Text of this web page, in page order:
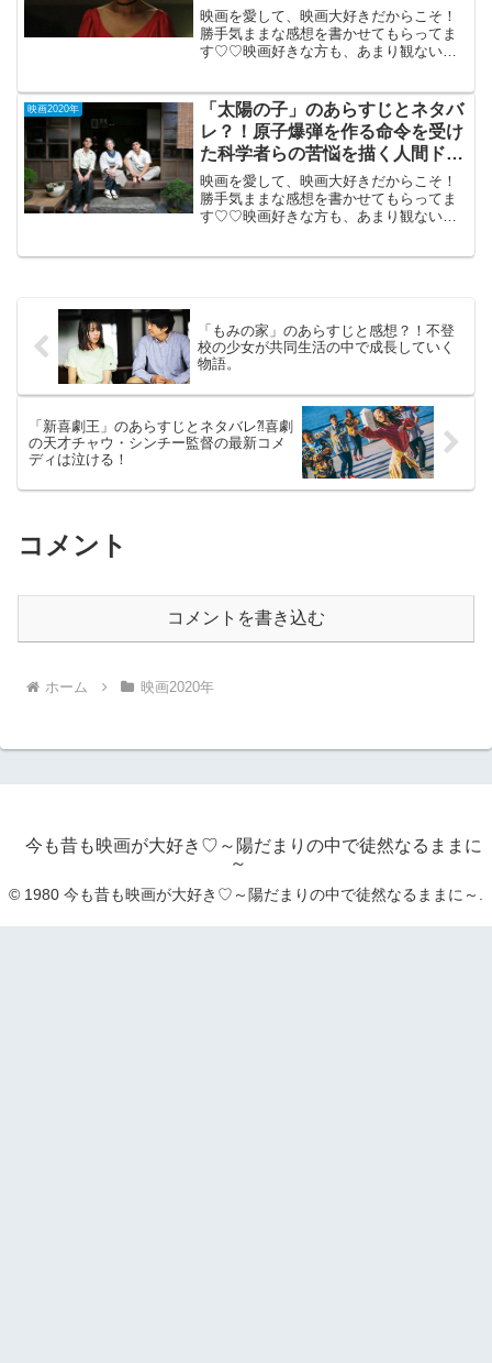
ー。
映画を愛して、映画大好きだからこそ！
勝手気ままな感想を書かせてもらってま
す♡♡映画好きな方も、あまり観ない方
（98分）変態ストーカーによる戦慄のB
級サスペンス...
映画2020年
「太陽の子」のあらすじとネタバ
レ？！原子爆弾を作る命令を受け
た科学者らの苦悩を描く人間ドラ
マ。
映画を愛して、映画大好きだからこそ！
勝手気ままな感想を書かせてもらってま
す♡♡映画好きな方も、あまり観ない方
「もみの家」のあらすじと感想？！不登
校の少女が共同生活の中で成長していく
物語。
「新喜劇王」のあらすじとネタバレ⁈喜劇
の天才チャウ・シンチー監督の最新コメ
ディは泣ける！
コメント
コメントを書き込む
ホーム 映画2020年
今も昔も映画が大好き♡～陽だまりの中で徒然なるままに
～
© 1980 今も昔も映画が大好き♡～陽だまりの中で徒然なるままに～.